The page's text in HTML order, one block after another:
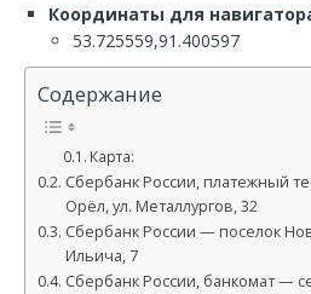
Координаты для
53.725559,91.400597
Содержание
Карта:
Сбербанк России, платежный
Орёл, ул. Металлургов, 32
Сбербанк России — поселок
Ильича, 7
Сбербанк России, банкомат —